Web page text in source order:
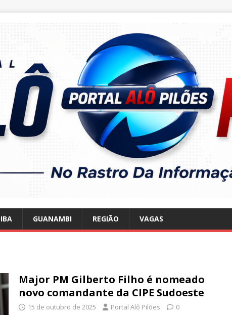
GUANAMBI REGIÃO VAGAS
Major PM Gilberto Filho é nomeado
novo comandante da CIPE Sudoeste
15 de outubro de 2025 Portal Alô Pilões 0